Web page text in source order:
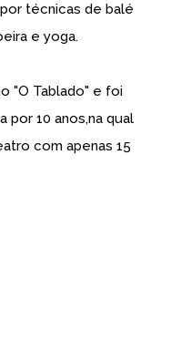
técnicas de balé
e yoga.
"O Tablado" e foi
por 10 anos,na qual
com apenas 15